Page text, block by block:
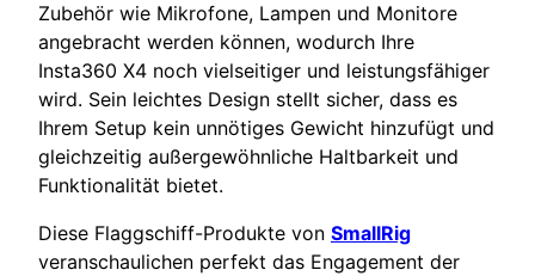
Zubehör wie Mikrofone, Lampen und Monitore
angebracht werden können, wodurch Ihre
Insta360 X4 noch vielseitiger und leistungsfähiger
wird. Sein leichtes Design stellt sicher, dass es
Ihrem Setup kein unnötiges Gewicht hinzufügt und
gleichzeitig außergewöhnliche Haltbarkeit und
Funktionalität bietet.
Diese Flaggschiff-Produkte von SmallRig
veranschaulichen perfekt das Engagement der